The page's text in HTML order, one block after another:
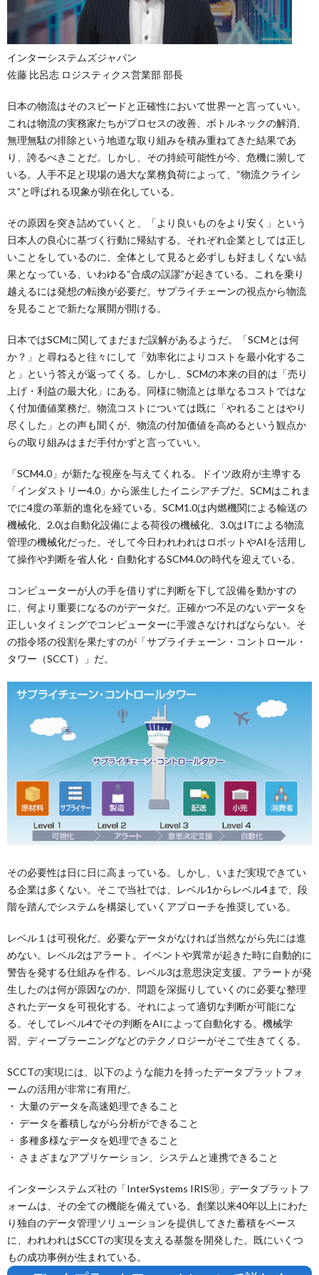
インターシステムズジャパン
佐藤 比呂志 ロジスティクス営業部 部長
日本の物流はそのスピードと正確性において世界一と言っていい。
これは物流の実務家たちがプロセスの改善、ボトルネックの解消、
無理無駄の排除という地道な取り組みを積み重ねてきた結果であ
り、誇るべきことだ。しかし、その持続可能性が今、危機に瀕して
いる。人手不足と現場の過大な業務負荷によって、“物流クライシ
ス”と呼ばれる現象が顕在化している。
その原因を突き詰めていくと、「より良いものをより安く」という
日本人の良心に基づく行動に帰結する。それぞれ企業としては正し
いことをしているのに、全体として見ると必ずしも好ましくない結
果となっている、いわゆる“合成の誤謬”が起きている。これを乗り
越えるには発想の転換が必要だ。サプライチェーンの視点から物流
を見ることで新たな展開が開ける。
日本ではSCMに関してまだまだ誤解があるようだ。「SCMとは何
か？」と尋ねると往々にして「効率化によりコストを最小化するこ
と」という答えが返ってくる。しかし、SCMの本来の目的は「売り
上げ・利益の最大化」にある。同様に物流とは単なるコストではな
く付加価値業務だ。物流コストについては既に「やれることはやり
尽くした」との声も聞くが、物流の付加価値を高めるという観点か
らの取り組みはまだ手付かずと言っていい。
「SCM4.0」が新たな視座を与えてくれる。ドイツ政府が主導する
「インダストリー4.0」から派生したイニシアチブだ。SCMはこれま
でに4度の革新的進化を経ている。SCM1.0は内燃機関による輸送の
機械化、2.0は自動化設備による荷役の機械化、3.0はITによる物流
管理の機械化だった。そして今日われわれはロボットやAIを活用し
て操作や判断を省人化・自動化するSCM4.0の時代を迎えている。
コンピューターが人の手を借りずに判断を下して設備を動かすの
に、何より重要になるのがデータだ。正確かつ不足のないデータを
正しいタイミングでコンピューターに手渡さなければならない。そ
の指令塔の役割を果たすのが「サプライチェーン・コントロール・
タワー（SCCT）」だ。
その必要性は日に日に高まっている。しかし、いまだ実現できてい
る企業は多くない。そこで当社では、レベル1からレベル4まで、段
階を踏んでシステムを構築していくアプローチを推奨している。
レベル１は可視化だ。必要なデータがなければ当然ながら先には進
めない。レベル2はアラート。イベントや異常が起きた時に自動的に
警告を発する仕組みを作る。レベル3は意思決定支援。アラートが発
生したのは何が原因なのか、問題を深掘りしていくのに必要な整理
されたデータを可視化する。それによって適切な判断が可能にな
る。そしてレベル4でその判断をAIによって自動化する。機械学
習、ディープラーニングなどのテクノロジーがそこで生きてくる。
SCCTの実現には、以下のような能力を持ったデータプラットフォ
ームの活用が非常に有用だ。
・ 大量のデータを高速処理できること
・ データを蓄積しながら分析ができること
・ 多種多様なデータを処理できること
・ さまざまなアプリケーション、システムと連携できること
インターシステムズ社の「InterSystems IRISⓇ」データプラットフ
ォームは、その全ての機能を備えている。創業以来40年以上にわた
り独自のデータ管理ソリューションを提供してきた蓄積をベース
に、われわれはSCCTの実現を支える基盤を開発した。既にいくつ
もの成功事例が生まれている。